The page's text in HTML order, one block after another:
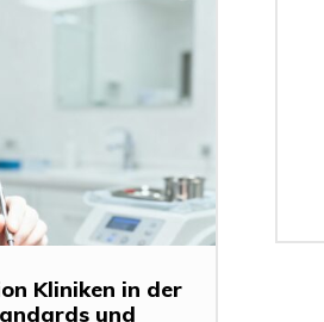
Kliniken in der
und